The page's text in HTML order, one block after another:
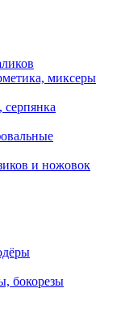
миксеры
и ножовок
бокорезы